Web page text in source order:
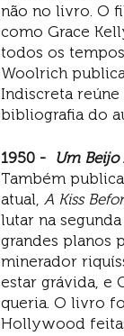
não no livro. O
como Grace
todos os
Woolrich
Indiscreta
bibliografia do
1950 - Um Beijo
Também
atual, A Kiss
lutar na
grandes planos
minerador
estar grávida, e
queria. O livro
Hollywood